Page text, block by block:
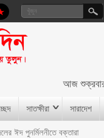
আজ
সাতক্ষীরা সারাদেশ
ঈদ পুনর্মিলনীতে বক্তারা